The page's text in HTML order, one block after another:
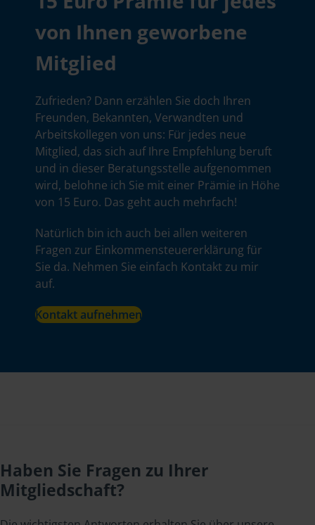
von Ihnen geworbene
Mitglied
Zufrieden? Dann erzählen Sie doch Ihren
Freunden, Bekannten, Verwandten und
Arbeitskollegen von uns: Für jedes neue
Mitglied, das sich auf Ihre Empfehlung beruft
und in dieser Beratungsstelle aufgenommen
wird, belohne ich Sie mit einer Prämie in Höhe
von 15 Euro. Das geht auch mehrfach!
Natürlich bin ich auch bei allen weiteren
Fragen zur Einkommensteuererklärung für
Sie da. Nehmen Sie einfach Kontakt zu mir
auf.
Kontakt aufnehmen
Haben Sie Fragen zu Ihrer
Mitgliedschaft?